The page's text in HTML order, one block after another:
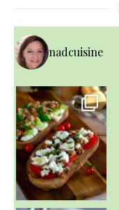
nadcuisine